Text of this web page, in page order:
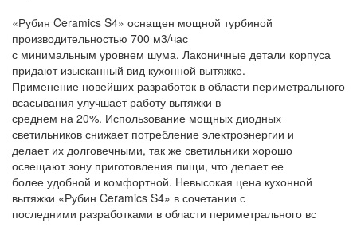
«Рубин Ceramics S4» оснащен мощной турбиной
производительностью 700 м3/час
с минимальным уровнем шума. Лаконичные детали корпуса
придают изысканный вид кухонной вытяжке.
Применение новейших разработок в области периметрального
всасывания улучшает работу вытяжки в
среднем на 20%. Использование мощных диодных
светильников снижает потребление электроэнергии и
делает их долговечными, так же светильники хорошо
освещают зону приготовления пищи, что делает ее
более удобной и комфортной. Невысокая цена кухонной
вытяжки «Рубин Ceramics S4» в сочетании с
последними разработками в области периметрального вс